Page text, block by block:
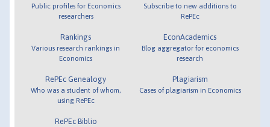
Public profiles for Economics
researchers
Rankings
Various research rankings in
Economics
RePEc Genealogy
Who was a student of whom,
using RePEc
RePEc Biblio
Subscribe to new additions to
RePEc
EconAcademics
Blog aggregator for economics
research
Plagiarism
Cases of plagiarism in Economics